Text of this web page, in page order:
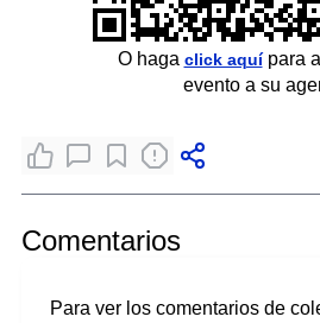
O haga click aquípara
evento a su
Comentarios
Para ver los comentarios de